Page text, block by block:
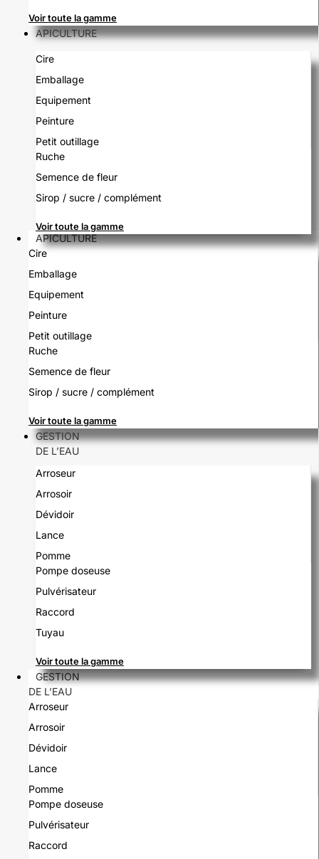
Voir toute la gamme
APICULTURE
Cire
Emballage
Equipement
Peinture
Petit outillage
Ruche
Semence de fleur
Sirop / sucre / complément
Voir toute la gamme
APICULTURE
Cire
Emballage
Equipement
Peinture
Petit outillage
Ruche
Semence de fleur
Sirop / sucre / complément
Voir toute la gamme
GESTION
DE L’EAU
Arroseur
Arrosoir
Dévidoir
Lance
Pomme
Pompe doseuse
Pulvérisateur
Raccord
Tuyau
Voir toute la gamme
GESTION
DE L’EAU
Arroseur
Arrosoir
Dévidoir
Lance
Pomme
Pompe doseuse
Pulvérisateur
Raccord